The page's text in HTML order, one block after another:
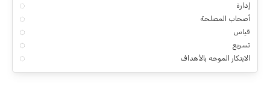
إدارة
أصحاب المصلحة
قياس
تسريع
الابتكار الموجه بالأهداف